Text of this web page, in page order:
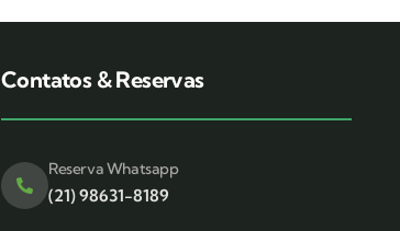
Contatos & Reservas
Reserva Whatsapp
(21) 98631-8189